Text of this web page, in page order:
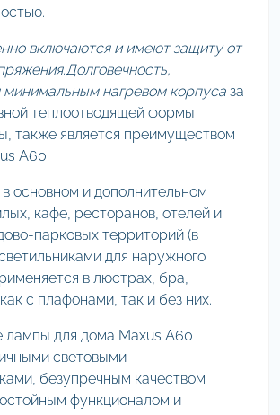
включаются и имеют защиту от
Долговечность,
минимальным нагревом корпуса за
теплоотводящей формы
также является преимуществом
A60.
основном и дополнительном
кафе, ресторанов, отелей и
парковых территорий (в
для наружного
в люстрах, бра,
с плафонами, так и без них.
лампы для дома Maxus A60
световыми
безупречным качеством
функционалом и